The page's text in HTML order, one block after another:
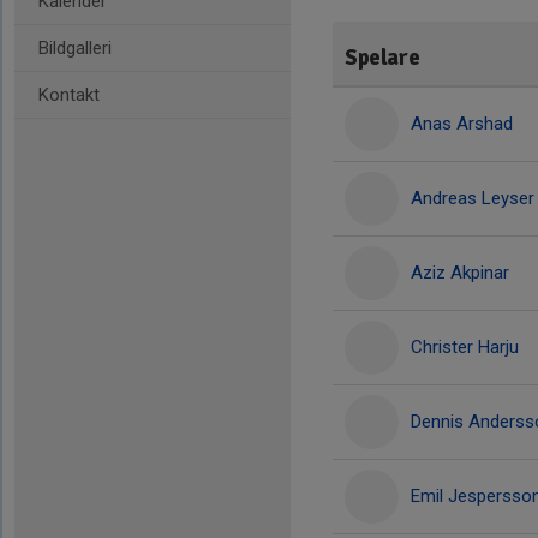
Bildgalleri
Kontakt
Spelare
Anas Arshad
Andreas Leyser
Aziz Akpinar
Christer Harju
Dennis
Emil